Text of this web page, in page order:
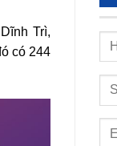
Trì,
có 244